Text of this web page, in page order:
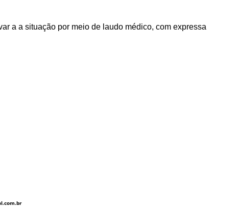
a a situação por meio de laudo médico, com expressa